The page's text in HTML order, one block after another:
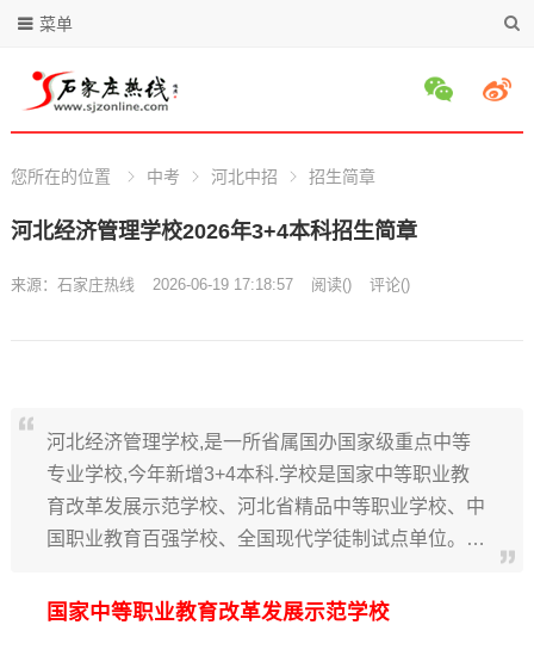
菜单
您所在的位置 中考 河北中招 招生简章
河北经济管理学校2026年3+4本科招生简章
来源： 石家庄热线 2026-06-19 17:18:57 阅读() 评论()
河北经济管理学校,是一所省属国办国家级重点中等
专业学校,今年新增3+4本科.学校是国家中等职业教
育改革发展示范学校、河北省精品中等职业学校、中
国职业教育百强学校、全国现代学徒制试点单位。…
国家中等职业教育改革发展示范学校